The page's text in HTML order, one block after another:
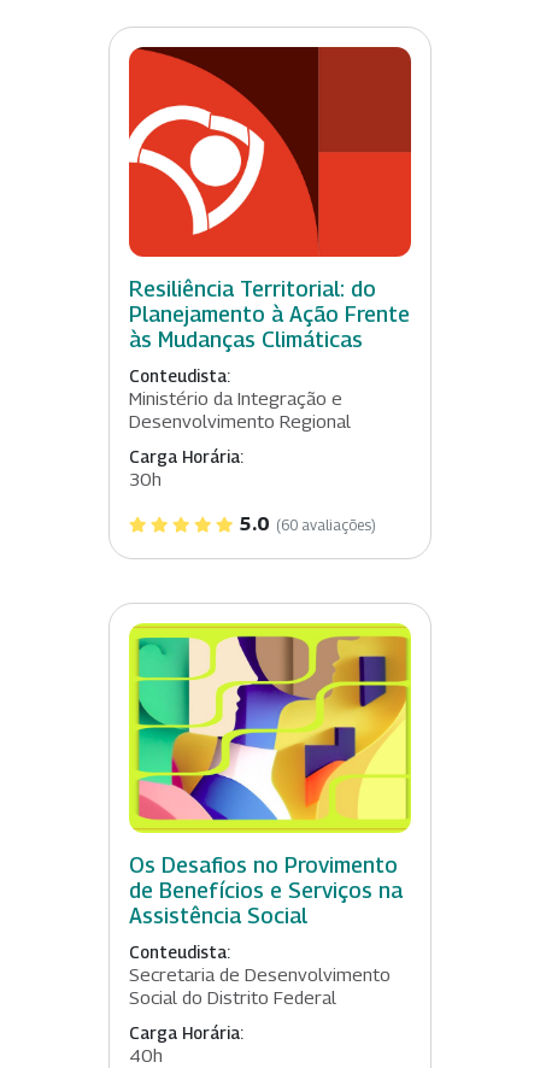
Resiliência Territorial: do
Planejamento à Ação Frente
às Mudanças Climáticas
Conteudista:
Ministério da Integração e
Desenvolvimento Regional
Carga Horária:
30h
5.0 (60 avaliações)
Os Desafios no Provimento
de Benefícios e Serviços na
Assistência Social
Conteudista:
Secretaria de Desenvolvimento
Social do Distrito Federal
Carga Horária:
40h